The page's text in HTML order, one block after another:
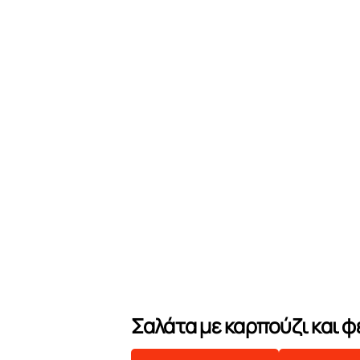
Σαλάτα με καρπούζι και